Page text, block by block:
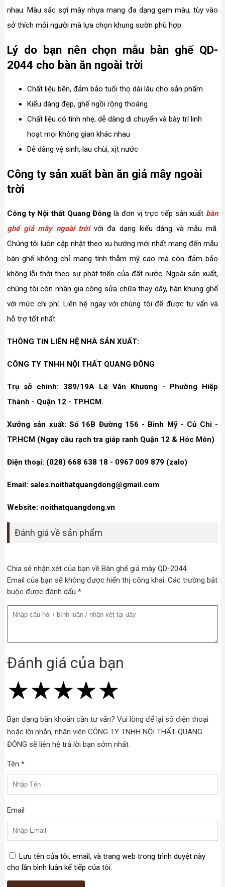
nhau. Màu sắc sợi mây nhựa mang đa dạng gam màu, tùy vào
sở thích mỗi người mà lựa chọn khung sườn phù hợp.
Lý do bạn nên chọn mẫu bàn ghế QD-
2044 cho bàn ăn ngoài trời
Chất liệu bền, đảm bảo tuổi thọ dài lâu cho sản phẩm
Kiểu dáng đẹp, ghế ngồi rộng thoáng
Chất liệu có tính nhẹ, dễ dàng di chuyển và bày trí linh
hoạt mọi không gian khác nhau
Dễ dàng vệ sinh, lau chùi, xịt nước
Công ty sản xuất bàn ăn giả mây ngoài
trời
Công ty Nội thất Quang Đônglà đơn vị trực tiếp sản xuất bàn
ghế giả mây ngoài trờivới đa dạng kiểu dáng và mẫu mã.
Chúng tôi luôn cập nhật theo xu hướng mới nhất mang đến mẫu
bàn ghế không chỉ mang tính thẫm mỹ cao mà còn đảm bảo
không lỗi thời theo sự phát triển của đất nước. Ngoài sản xuất,
chúng tôi còn nhận gia công sửa chữa thay dây, hàn khung ghế
với mức chi phí. Liên hệ ngay với chúng tôi để được tư vấn và
hỗ trợ tốt nhất.
THÔNG TIN LIÊN HỆ NHÀ SẢN XUẤT:
CÔNG TY TNHH NỘI THẤT QUANG ĐÔNG
Trụ sở chính: 389/19A Lê Văn Khương - Phường Hiệp
Thành - Quận 12 - TP.HCM.
Xưởng sản xuất: Số 16B Đường 156 - Bình Mỹ - Củ Chi -
TP.HCM (Ngay cầu rạch tra giáp ranh Quận 12 & Hóc Môn)
Điện thoại: (028) 668 638 18 - 0967 009 879 (zalo)
Email: sales.noithatquangdong@gmail.com
Website: noithatquangdong.vn
Đánh giá về sản phẩm
Chia sẻ nhận xét của bạn về Bàn ghế giả mây QD-2044
Email của bạn sẽ không được hiển thị công khai. Các trường bắt
buộc được đánh dấu *
Đánh giá của bạn
★
★★
★★★
★★★★
★★★★★
Bạn đang băn khoăn cần tư vấn? Vui lòng để lại số điện thoại
hoặc lời nhắn, nhân viên CÔNG TY TNHH NỘI THẤT QUANG
ĐÔNG sẽ liên hệ trả lời bạn sớm nhất
Tên *
Email
Lưu tên của tôi, email, và trang web trong trình duyệt này
cho lần bình luận kế tiếp của tôi.